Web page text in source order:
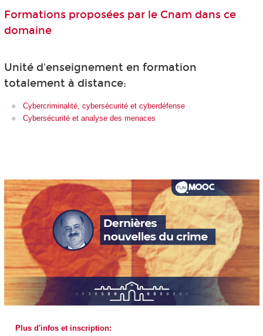
Formations proposées par le Cnam dans ce
domaine
Unité d'enseignement en formation
totalement à distance:
Cybercriminalité, cybersécurité et cyberdéfense
Cybersécurité et analyse des menaces
Plus d'infos et inscription: